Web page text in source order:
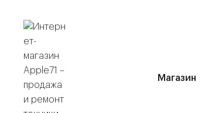
Магазин